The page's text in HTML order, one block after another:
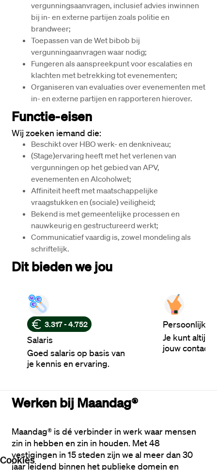
Cookies
vergunningsaanvragen, inclusief advies inwinnen
bij in- en externe partijen zoals politie en
brandweer;
Toepassen van de Wet bibob bij
vergunningaanvragen waar nodig;
Fungeren als aanspreekpunt voor escalaties en
klachten met betrekking tot evenementen;
Organiseren van evaluaties over evenementen met
in- en externe partijen en rapporteren hierover.
Functie-eisen
Wij zoeken iemand die:
Beschikt over HBO werk- en denkniveau;
(Stage)ervaring heeft met het verlenen van
vergunningen op het gebied van APV,
evenementen en Alcoholwet;
Affiniteit heeft met maatschappelijke
vraagstukken en (sociale) veiligheid;
Bekend is met gemeentelijke processen en
nauwkeurig en gestructureerd werkt;
Communicatief vaardig is, zowel mondeling als
schriftelijk.
Dit bieden we jou
3.317 - 4.752
Salaris
Goed salaris op basis van
je kennis en ervaring.
Persoonlijke
Je kunt altijd
jouw
Werken bij Maandag®
Maandag® is dé verbinder in werk waar mensen
zin in hebben en zin in houden. Met 48
vestigingen in 15 steden zijn we al meer dan 30
jaar leidend binnen het publieke domein en